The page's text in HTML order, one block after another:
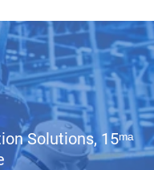
Solutions, 15ᵐᵃ